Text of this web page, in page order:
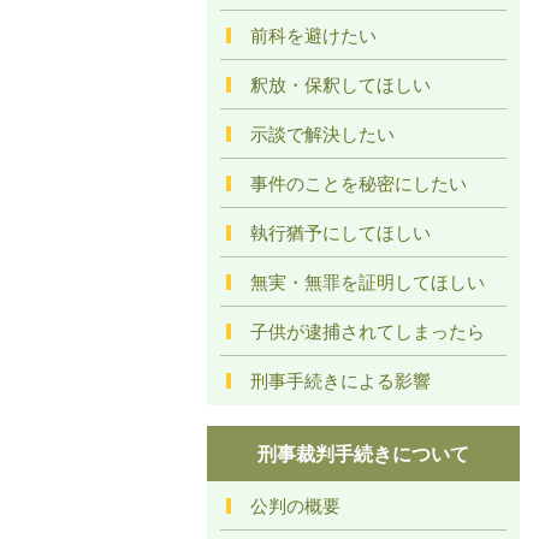
前科を避けたい
釈放・保釈してほしい
示談で解決したい
事件のことを秘密にしたい
執行猶予にしてほしい
無実・無罪を証明してほしい
子供が逮捕されてしまったら
刑事手続きによる影響
刑事裁判手続きについて
公判の概要